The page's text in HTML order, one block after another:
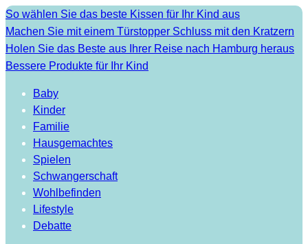
So wählen Sie das beste Kissen für Ihr Kind aus
Machen Sie mit einem Türstopper Schluss mit den Kratzern
Holen Sie das Beste aus Ihrer Reise nach Hamburg heraus
Bessere Produkte für Ihr Kind
Baby
Kinder
Familie
Hausgemachtes
Spielen
Schwangerschaft
Wohlbefinden
Lifestyle
Debatte